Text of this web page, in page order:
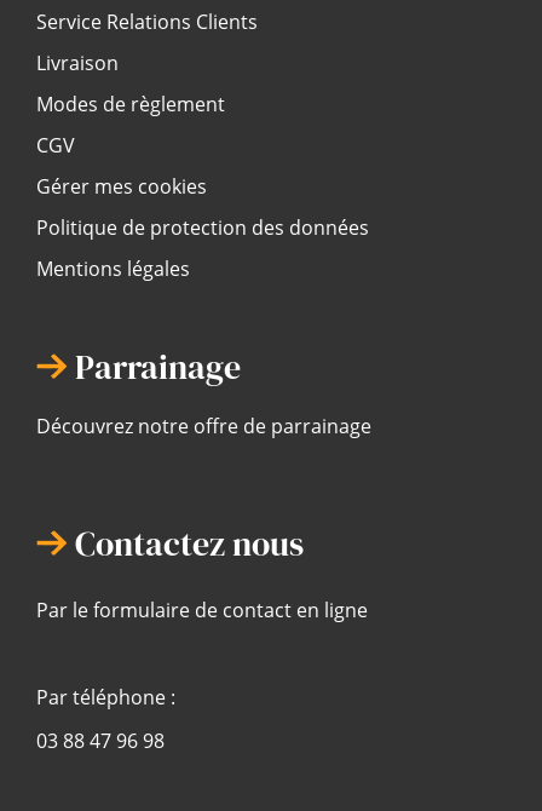
Service Relations Clients
Livraison
Modes de règlement
CGV
Gérer mes cookies
Politique de protection des données
Mentions légales
Parrainage
Découvrez notre offre de parrainage
Contactez nous
Par le formulaire de contact en ligne
Par téléphone :
03 88 47 96 98